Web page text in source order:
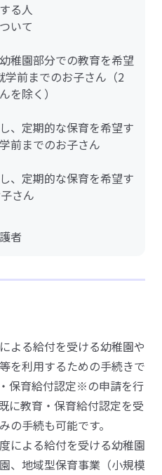
る人
いて
稚園部分での教育を希望
学前までのお子さん（2
を除く）
、定期的な保育を希望す
前までのお子さん
、定期的な保育を希望す
さん
者
よる給付を受ける幼稚園や
を利用するための手続きで
保育給付認定※の申請を行
に教育・保育給付認定を受
の手続も可能です。
による給付を受ける幼稚園
、地域型保育事業（小規模